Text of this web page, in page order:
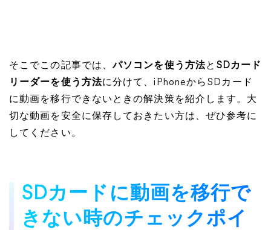
そこでこの記事では、パソコンを使う方法と SDカード
リーダーを使う方法に分けて、iPhoneからSDカード
に動画を移行できないときの解決策を紹介します。大
切な動画を安全に保存しておきたい方は、ぜひ参考に
してください。
SDカードに動画を移行で
きない時のチェックポイ